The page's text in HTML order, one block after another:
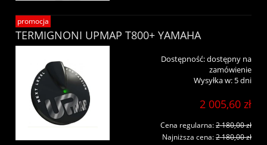
TERMIGNONI UPMAP T800+ YAMAHA
Dostępność:dostępny na
zamówienie
Wysyłka w: 5 dni
2 005,60 zł
Cena regularna:2 180,00 zł
Najniższa cena:2 180,00 zł
promocja